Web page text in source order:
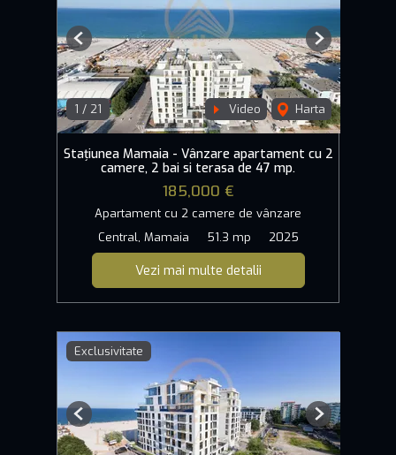
1 / 21 Video Harta
Previous Next
Stațiunea Mamaia - Vânzare apartament cu 2
camere, 2 bai si terasa de 47 mp.
185,000 €
Apartament cu 2 camere de vânzare
Central, Mamaia
51.3 mp 2025
Vezi mai multe detalii
Exclusivitate
Previous Next